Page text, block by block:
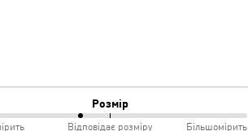
Розмір
Відповідає розміру Більшомірить